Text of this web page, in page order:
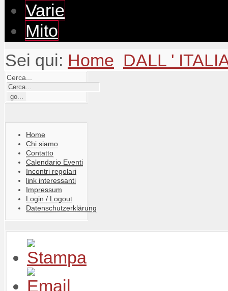
Varie
Mito
Sei qui: Home DALL '
Cerca...
Home
Chi siamo
Contatto
Calendario Eventi
Incontri regolari
link interessanti
Impressum
Login / Logout
Datenschutzerklärung